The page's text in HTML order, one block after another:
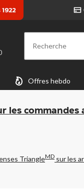
Recherche
Offres hebdo
les commandes
TriangleMD sur les